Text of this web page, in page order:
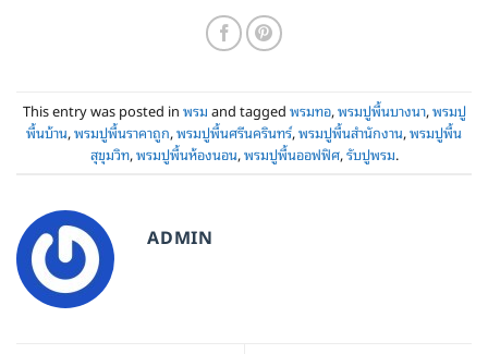
This entry was posted in พรม and tagged พรมทอ,พรมปูพื้นบางนา,พรมปู
พื้นบ้าน,พรมปูพื้นราคาถูก,พรมปูพื้นศรีนครินทร์,พรมปูพื้นสำนักงาน,พรมปูพื้น
สุขุมวิท,พรมปูพื้นห้องนอน,พรมปูพื้นออฟฟิศ,รับปูพรม.
ADMIN